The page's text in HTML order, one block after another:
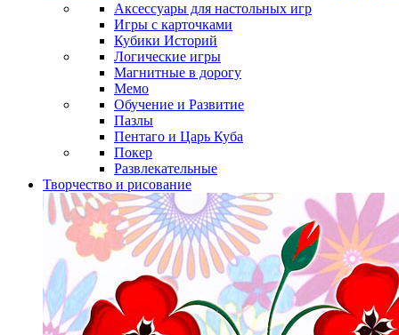
Аксессуары для настольных игр
Игры с карточками
Кубики Историй
Логические игры
Магнитные в дорогу
Мемо
Обучение и Развитие
Пазлы
Пентаго и Царь Куба
Покер
Развлекательные
Творчество и рисование